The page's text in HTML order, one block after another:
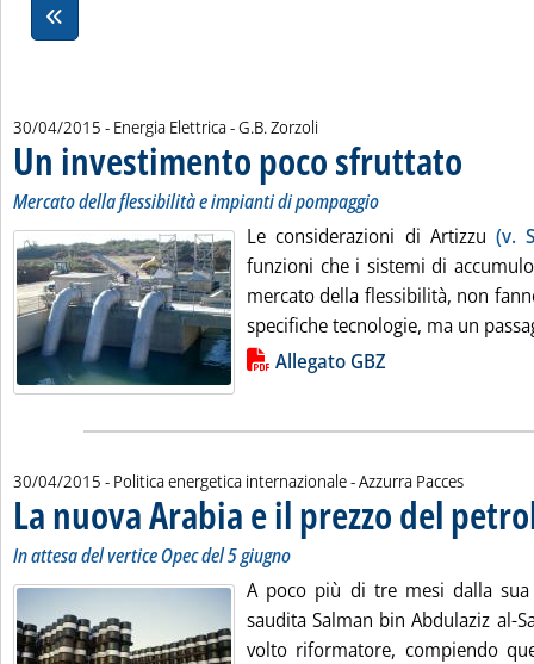
30/04/2015 - Energia Elettrica -di:
G.B. Zorzoli
Un investimento poco sfruttato
Mercato della flessibilità e impianti di pompaggio
Le considerazioni di Artizzu(v.
funzioni che i sistemi di
mercato della flessibilità, non
specifiche tecnologie, ma un
Lista allegati PDF alla notizia
Allegato GBZ
30/04/2015 - Politica energetica internazionale -di:
Azzurra Pacces
La nuova Arabia e il prezzo del
In attesa del vertice Opec del 5 giugno
A poco più di tre mesi dalla
saudita Salman bin Abdulaziz al-
volto riformatore, compiendo